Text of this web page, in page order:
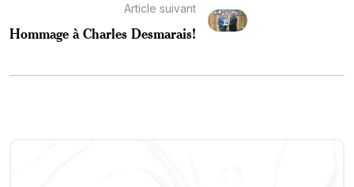
Article suivant
Hommage à Charles Desmarais!